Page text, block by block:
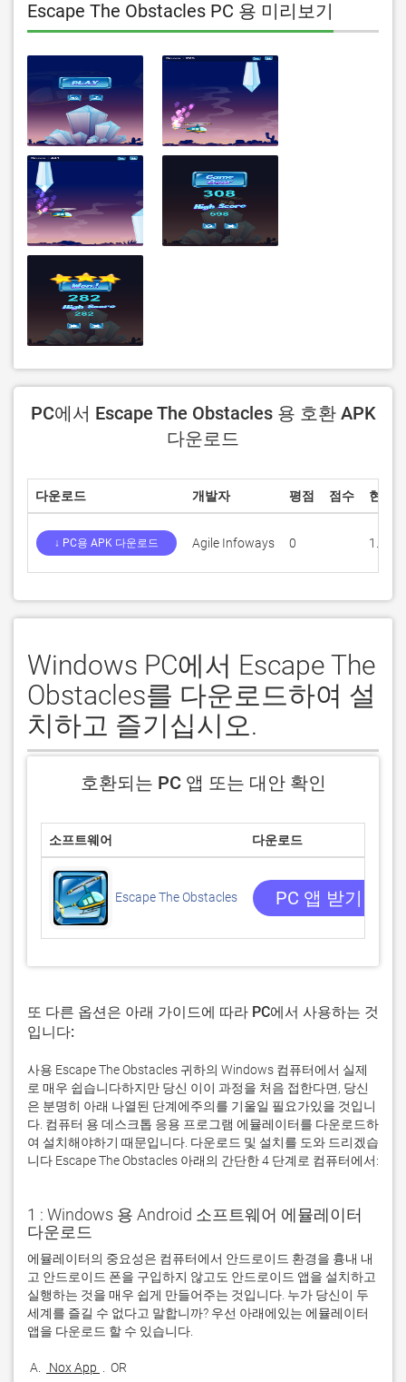
Escape The Obstacles PC 용 미리보기
PC에서 Escape The Obstacles 용 호환 APK
다운로드
다운로드 개발자 평점 점수 현재
↓ PC용 APK 다운로드 Agile Infoways 0 1.0
Windows PC에서 Escape The
Obstacles를 다운로드하여 설
치하고 즐기십시오.
호환되는 PC 앱 또는 대안 확인
소프트웨어 다운로드
Escape The Obstacles PC 앱 받기
또 다른 옵션은 아래 가이드에 따라 PC에서 사용하는 것
입니다:
사용 Escape The Obstacles 귀하의 Windows 컴퓨터에서 실제
로 매우 쉽습니다하지만 당신 이이 과정을 처음 접한다면, 당신
은 분명히 아래 나열된 단계에주의를 기울일 필요가있을 것입니
다. 컴퓨터 용 데스크톱 응용 프로그램 에뮬레이터를 다운로드하
여 설치해야하기 때문입니다. 다운로드 및 설치를 도와 드리겠습
니다 Escape The Obstacles 아래의 간단한 4 단계로 컴퓨터에서:
1 : Windows 용 Android 소프트웨어 에뮬레이터
다운로드
에뮬레이터의 중요성은 컴퓨터에서 안드로이드 환경을 흉내 내
고 안드로이드 폰을 구입하지 않고도 안드로이드 앱을 설치하고
실행하는 것을 매우 쉽게 만들어주는 것입니다. 누가 당신이 두
세계를 즐길 수 없다고 말합니까? 우선 아래에있는 에뮬레이터
A. Nox App